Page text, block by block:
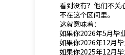
看到没有？他们不关
不在这个区间里。
这就意味着：
如果你2026年5月毕
如果你2026年12月
如果你2025年12月